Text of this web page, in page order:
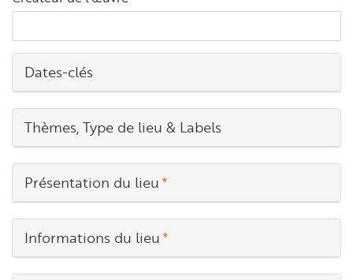
Dates-clés
Thèmes, Type de lieu & Labels
Présentation du lieu
Informations du lieu